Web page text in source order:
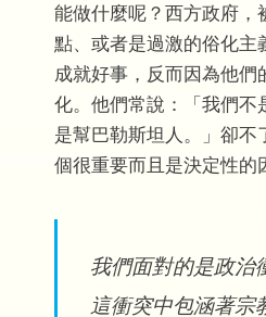
能做什麼呢？西方政府，
點、或者是過激的俗化主
成就好事，反而因為他們
化。他們常說：「我們不
是幫巴勒斯坦人。」卻不
個很重要而且是決定性的
我們面對的是政治
這衝突中包涵著宗